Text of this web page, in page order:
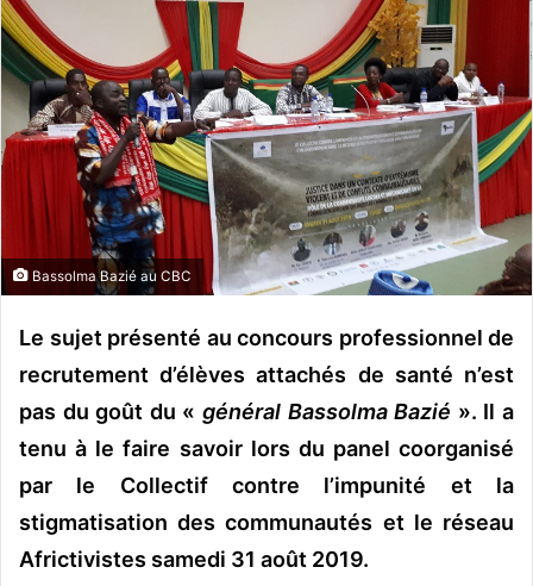
e
r
u
n
c
o
r
i
e
Bassolma Bazié au CBC
Le sujet présenté au concours professionnel de
recrutement d’élèves attachés de santé n’est
pas du goût du « général Bassolma Bazié ». Il a
tenu à le faire savoir lors du panel coorganisé
par le Collectif contre l’impunité et la
stigmatisation des communautés et le réseau
Africtivistes samedi 31 août 2019.